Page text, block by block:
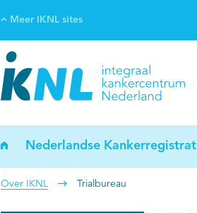
kanker
Meer IKNL sites
Nederlandse
Over IKNL Trialbureau